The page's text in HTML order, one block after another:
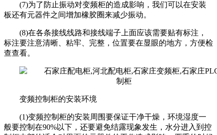
(7)为了防止振动对变频柜的造成影响，我们可以在安装
板还有元器件之间增加橡胶圈来减少振动。
(8)在各条接线线路和接线端子上面应该需要贴有标注，
标注要注意清晰、粘牢、完整，位置要在显眼的地方，方便检
查查看。
变频控制柜的安装环境
(1)变频控制柜的安装周围要保证干净干燥，环境湿度一
般要控制在90%以下，还要避免结露现象发生，水分进入到控